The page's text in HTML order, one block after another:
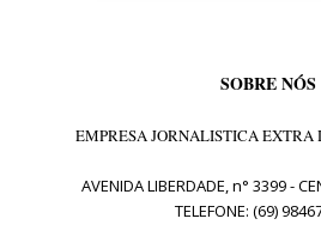
SOBRE NÓS
EMPRESA JORNALISTICA EXTRA
AVENIDA LIBERDADE, n° 3399 -
TELEFONE: (69)